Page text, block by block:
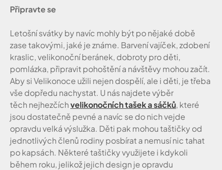
Připravte se
Letošní svátky by navíc mohly být po nějaké době
zase takovými, jaké je známe. Barvení vajíček, zdobení
kraslic, velikonoční beránek, dobroty pro děti,
pomlázka, připravit pohoštění a návštěvy mohou začít.
Aby si Velikonoce užili nejen dospělí, ale i děti, je třeba
vše dopředu nachystat. U nás najdete výběr
těch nejhezčíchvelikonočních tašek a sáčků, které
jsou dostatečně pevné a navíc se do nich vejde
opravdu velká výslužka. Děti pak mohou taštičky od
jednotlivých členů rodiny posbírat a nemusí nic tahat
po kapsách. Některé taštičky využijete i kdykoli
během roku, jelikož jejich design je opravdu